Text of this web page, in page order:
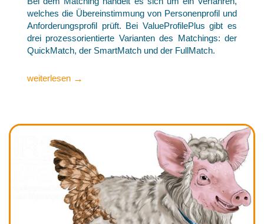
welches die Übereinstimmung von Personenprofil und
Anforderungsprofil prüft. Bei ValueProfilePlus gibt es
drei prozessorientierte Varianten des Matchings: der
QuickMatch, der SmartMatch und der FullMatch.
weiterlesen →